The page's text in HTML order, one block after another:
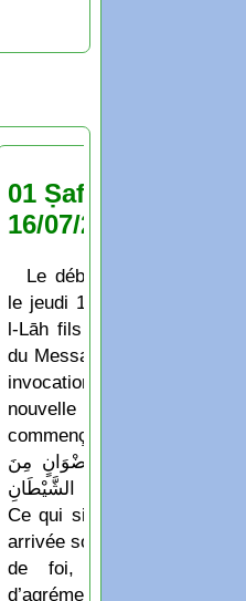
01 Ṣafar 1448 :
16/07/2026
Le début du mois de
le jeudi 16 Juillet 2026
l-Lāh fils de Hichām: Les
du Messager de Allāh
invocation qu’ils disaient
nouvelle année ou un
commençait: « اللَّهُمَّ أَدْخِلْهُ عَلَيْنَا بِالْأَمْنِ
وَالْإِسْلَامِ، وَرِضْوَانٍ مِنَ
(أيْ حِفْظٍ) مِنَ الشَّيْطَانِ »
Ce qui signifie: « Ô Allāh
arrivée soit accompagnée
de foi, de protection
d’agrément de Ar-